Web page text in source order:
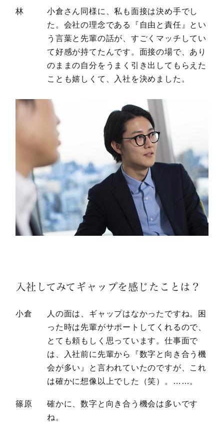
林
小倉さん同様に、私も面接は決め手でし
た。会社の理念である『自由と責任』とい
う言葉と先輩の話が、すごくマッチしてい
て好感が持てたんです。面接の場で、あり
のままの自分をうまく引き出してもらえた
ことも嬉しくて、入社を決めました。
入社してみてギャップを感じたことは？
小倉
人の面は、ギャップはなかったですね。困
った時は先輩がサポートしてくれるので、
とても頼もしく思っています。仕事面で
は、入社前に先輩から『数字と向き合う機
会が多い』と言われていたのですが、これ
は確かに想像以上でした（笑）。……。
篠原
確かに、数字と向き合う機会は多いです
ね。